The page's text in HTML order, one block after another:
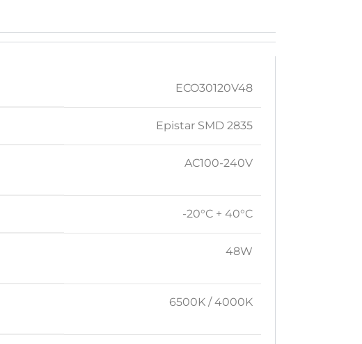
ECO30120V48
Epistar SMD 2835
AC100-240V
-20°C + 40°C
48W
6500K / 4000K